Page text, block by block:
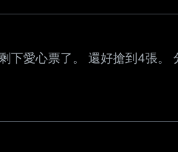
下愛心票了。 還好搶到4張。